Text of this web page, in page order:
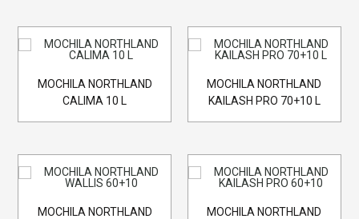
MOCHILA NORTHLAND
CALIMA 10 L
MOCHILA NORTHLAND
KAILASH PRO 70+10 L
MOCHILA NORTHLAND
MOCHILA NORTHLAND